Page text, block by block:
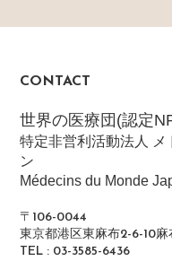
CONTACT
世界の医療団(認定
特定非営利活動法人
ン
Médecins du Monde
〒106-0044
東京都港区東麻布2-6-10麻
TEL : 03-3585-6436